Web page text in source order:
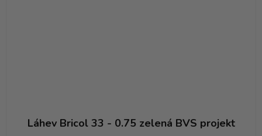
Láhev Bricol 33 - 0.75 zelená BVS projekt